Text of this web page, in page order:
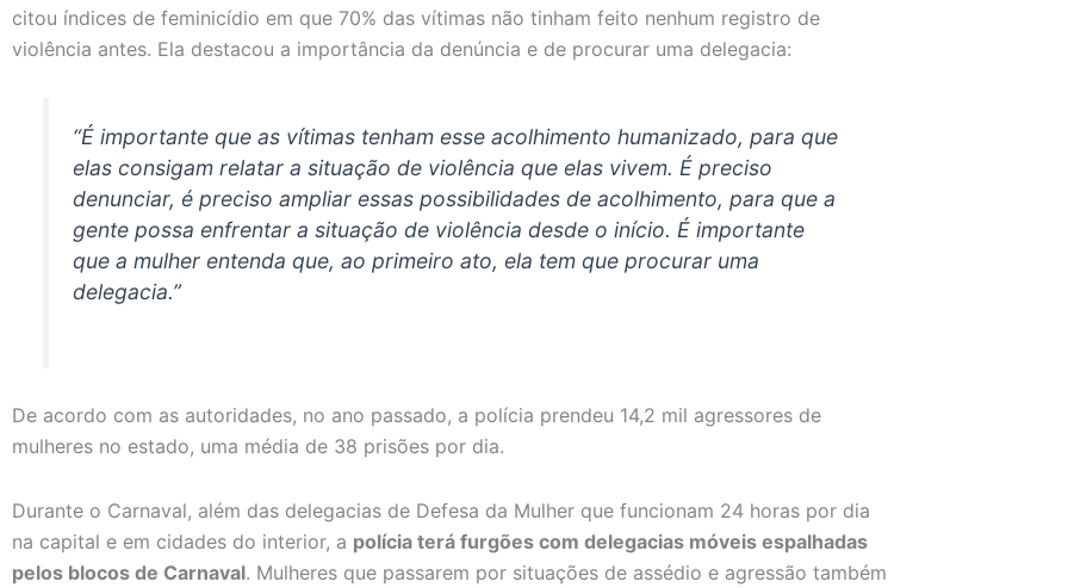
citou índices de feminicídio em que 70% das vítimas não tinham feito nenhum registro de
violência antes. Ela destacou a importância da denúncia e de procurar uma delegacia:
“É importante que as vítimas tenham esse acolhimento humanizado, para que
elas consigam relatar a situação de violência que elas vivem. É preciso
denunciar, é preciso ampliar essas possibilidades de acolhimento, para que a
gente possa enfrentar a situação de violência desde o início. É importante
que a mulher entenda que, ao primeiro ato, ela tem que procurar uma
delegacia.”
De acordo com as autoridades, no ano passado, a polícia prendeu 14,2 mil agressores de
mulheres no estado, uma média de 38 prisões por dia.
Durante o Carnaval, além das delegacias de Defesa da Mulher que funcionam 24 horas por dia
na capital e em cidades do interior, a polícia terá furgões com delegacias móveis espalhadas
pelos blocos de Carnaval. Mulheres que passarem por situações de assédio e agressão também